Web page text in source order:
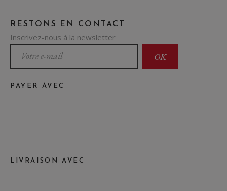
RESTONS EN CONTACT
Inscrivez-nous à la newsletter
PAYER AVEC
LIVRAISON AVEC